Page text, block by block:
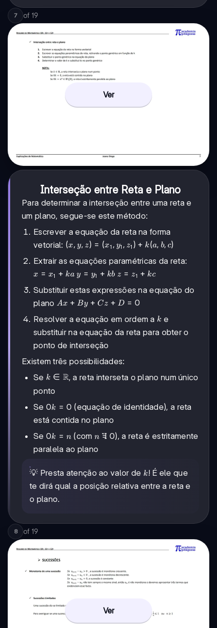
7 of 19
Ver
Interseção entre Reta e Plano
Para determinar a interseção entre uma reta e
um plano, segue-se este método:
Escrever a equação da reta na forma
vetorial: (x,y,z) =
+ k(a,b,c)
(x, y, z) = (x1 , y1 , z1 ) + k(a, b, c)
Extrair as equações paramétricas da reta:
x
x_1
+
x = x1 + ka y
y_1
+
y = y1 + kb z
z_1
+
z = z1 + kc
Substituir estas expressões na equação do
plano Ax
By
+
Cz
+
D
0
Ax + By + Cz + D = 0
Resolver a equação em ordem a k
k e
substituir na equação da reta para obter o
ponto de interseção
Existem três possibilidades:
Se k \in
k ∈ R, a reta interseta o plano num único
ponto
Se 0k
=
0
0k = 0 (equação de identidade), a reta
está contida no plano
Se 0k
=
n
0k = n (com n
\neq
0
n 
= 0), a reta é estritamente
paralela ao plano
💡 Presta atenção ao valor de k
k! É ele que
te dirá qual a posição relativa entre a reta e
o plano.
8 of 19
Ver